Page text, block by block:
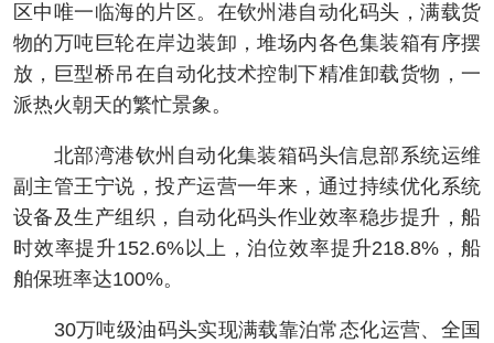
区中唯一临海的片区。在钦州港自动化码头，满载货
物的万吨巨轮在岸边装卸，堆场内各色集装箱有序摆
放，巨型桥吊在自动化技术控制下精准卸载货物，一
派热火朝天的繁忙景象。
北部湾港钦州自动化集装箱码头信息部系统运维
副主管王宁说，投产运营一年来，通过持续优化系统
设备及生产组织，自动化码头作业效率稳步提升，船
时效率提升152.6%以上，泊位效率提升218.8%，船
舶保班率达100%。
30万吨级油码头实现满载靠泊常态化运营、全国